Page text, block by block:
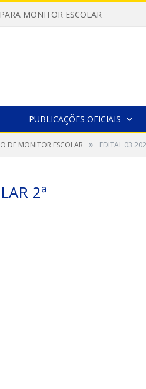
MONITOR ESCOLAR
PUBLICAÇÕES OFICIAIS
DE MONITOR ESCOLAR » EDITAL 03
2ª